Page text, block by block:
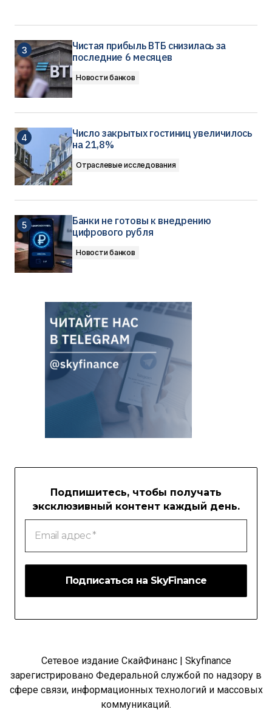
Чистая прибыль ВТБ снизилась за
последние 6 месяцев
Новости банков
Число закрытых гостиниц увеличилось
на 21,8%
Отраслевые исследования
Банки не готовы к внедрению
цифрового рубля
Новости банков
Подпишитесь, чтобы получать
эксклюзивный контент каждый день.
Email
адрес
Сетевое издание СкайФинанс | Skyfinance
зарегистрировано Федеральной службой по надзору в
сфере связи, информационных технологий и массовых
коммуникаций.